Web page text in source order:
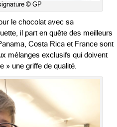
© GP
le chocolat avec sa
il part en quête des meilleurs
Costa Rica et France sont
mélanges exclusifs qui doivent
» une griffe de qualité.